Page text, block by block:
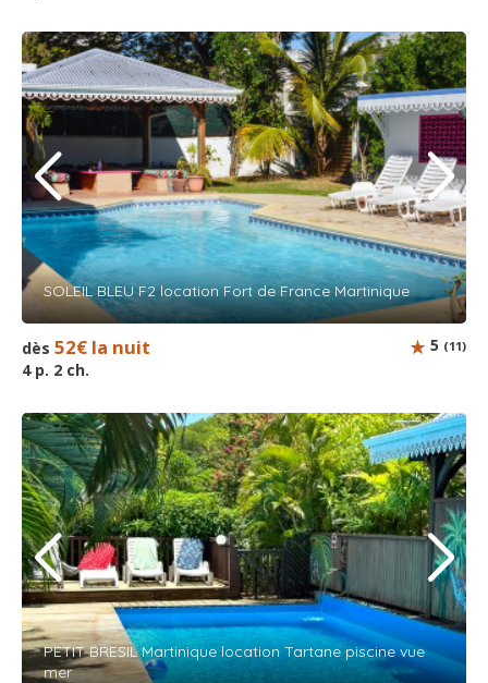
SOLEIL BLEU F2 location Fort de France Martinique
dès 52€ la nuit
4 p. 2 ch.
5 (11)
PETIT BRESIL Martinique location Tartane piscine vue
mer